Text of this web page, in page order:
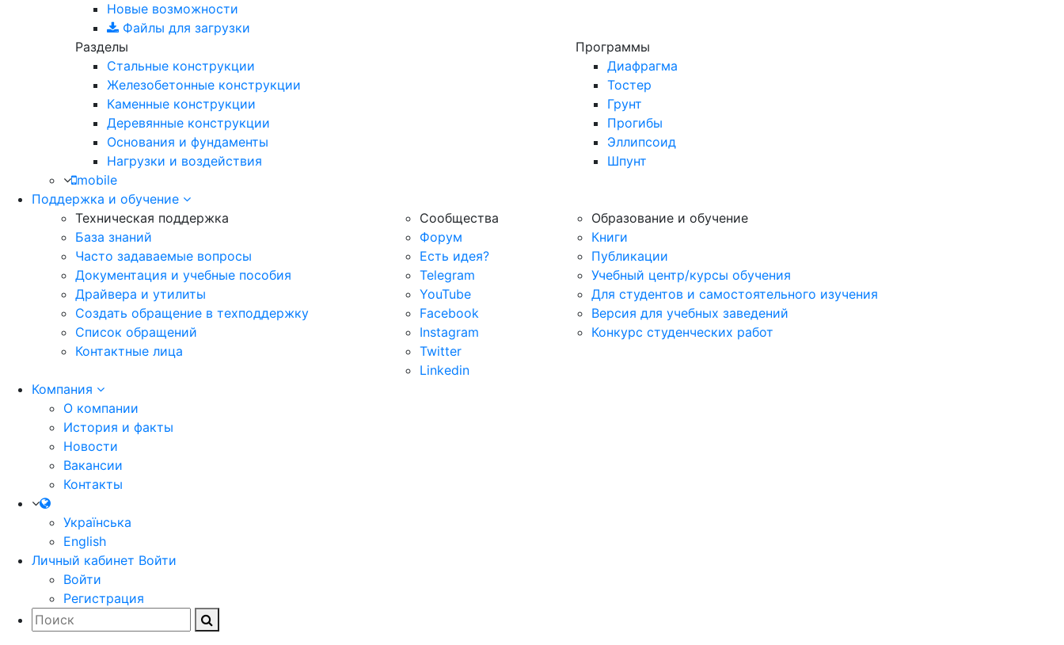
Новые возможности
Файлы для загрузки
Разделы
Программы
Стальные конструкции
Железобетонные конструкции
Каменные конструкции
Деревянные конструкции
Основания и фундаменты
Нагрузки и воздействия
Диафрагма
Тостер
Грунт
Прогибы
Эллипсоид
Шпунт
mobile
Поддержка и обучение
Техническая поддержка
База знаний
Часто задаваемые вопросы
Документация и учебные пособия
Драйвера и утилиты
Создать обращение в техподдержку
Список обращений
Контактные лица
Сообщества
Форум
Есть идея?
Telegram
YouTube
Facebook
Instagram
Twitter
Linkedin
Образование и обучение
Книги
Публикации
Учебный центр/курсы обучения
Для студентов и самостоятельного изучения
Версия для учебных заведений
Конкурс студенческих работ
Компания
О компании
История и факты
Новости
Вакансии
Контакты
Українська
English
Личный кабинет Войти
Войти
Регистрация